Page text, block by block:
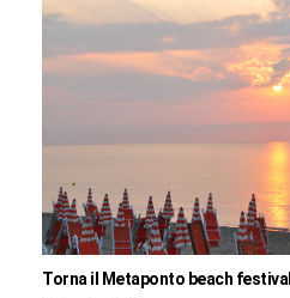
Torna il Metaponto beach festival